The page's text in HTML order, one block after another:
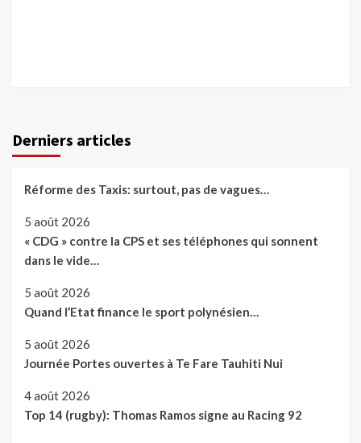
Derniers articles
Réforme des Taxis: surtout, pas de vagues…
5 août 2026
« CDG » contre la CPS et ses téléphones qui sonnent
dans le vide…
5 août 2026
Quand l’Etat finance le sport polynésien…
5 août 2026
Journée Portes ouvertes à Te Fare Tauhiti Nui
4 août 2026
Top 14 (rugby): Thomas Ramos signe au Racing 92